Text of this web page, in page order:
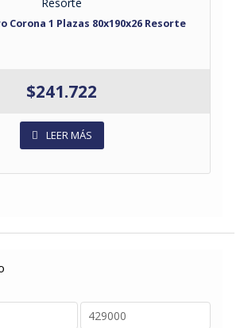
Corona 1 Plazas 80x190x26 Resorte
$241.722
LEER MÁS
Precio